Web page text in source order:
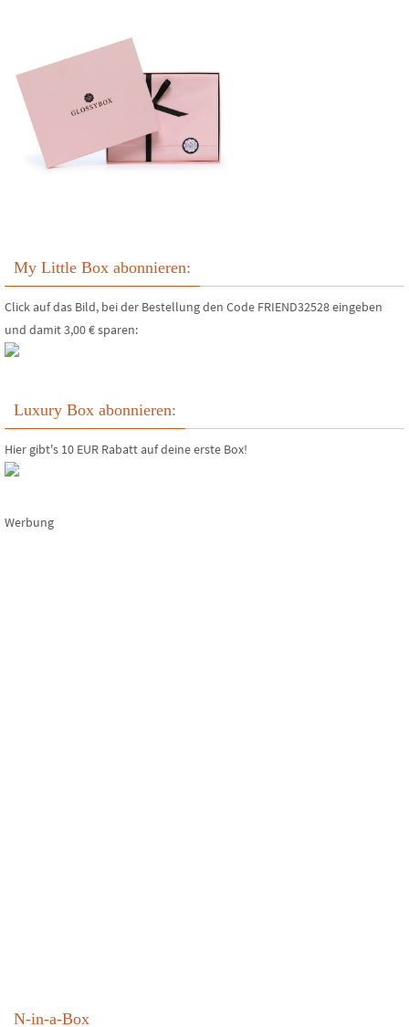
My Little Box abonnieren:
Click auf das Bild, bei der Bestellung den Code FRIEND32528 eingeben
und damit 3,00 € sparen:
Luxury Box abonnieren:
Hier gibt's 10 EUR Rabatt auf deine erste Box!
Werbung
N-in-a-Box